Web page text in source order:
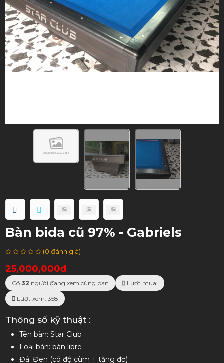
Bàn bida cũ 97% - Gabriels
(0 đánh giá)
25,000,000đ
Có 32 người đang xem cùng bạn Lượt mua:
Lượt xem: 358
Thông số kỹ thuật :
Tên bàn: Star Club
Loại bàn: bàn libre
Đá: Đen (có độ cùm + tăng đơ)